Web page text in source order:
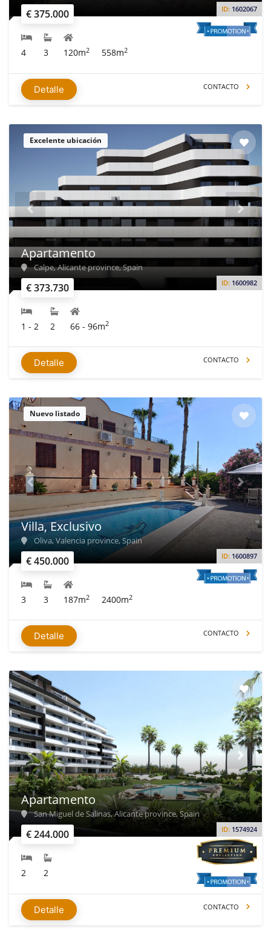
€ 375.000 ID: 1602067
4 3 120m2 558m2
Detalle CONTACTO
Excelente ubicación
€ 373.730 ID: 1600982
Apartamento
Calpe, Alicante province, Spain
1 - 2 2 66 - 96m2
Detalle CONTACTO
Nuevo listado
€ 450.000 ID: 1600897
Villa, Exclusivo
Oliva, Valencia province, Spain
3 3 187m2 2400m2
Detalle CONTACTO
€ 244.000 ID: 1574924
Apartamento
San Miguel de Salinas, Alicante province, Spain
2 2
Detalle CONTACTO